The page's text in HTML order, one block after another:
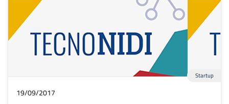
Startup
19/09/2017